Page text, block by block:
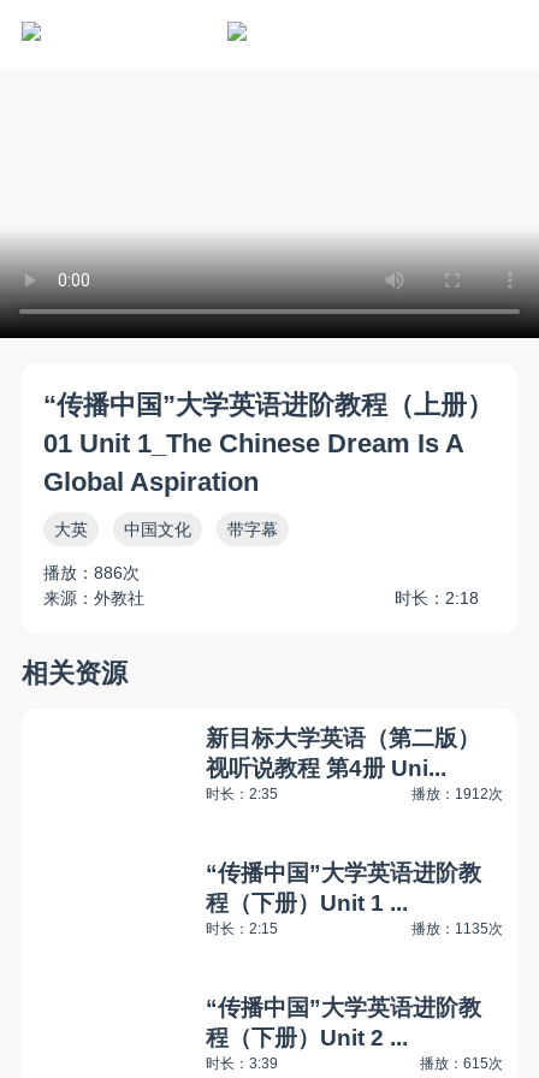
“传播中国”大学英语进阶教程（上册）
01 Unit 1_The Chinese Dream Is A
Global Aspiration
大英 中国文化 带字幕
播放：886次
来源：外教社
时长：2:18
相关资源
新目标大学英语（第二版）
视听说教程 第4册 Uni...
时长：2:35 播放：1912次
“传播中国”大学英语进阶教
程（下册）Unit 1 ...
时长：2:15 播放：1135次
“传播中国”大学英语进阶教
程（下册）Unit 2 ...
时长：3:39 播放：615次